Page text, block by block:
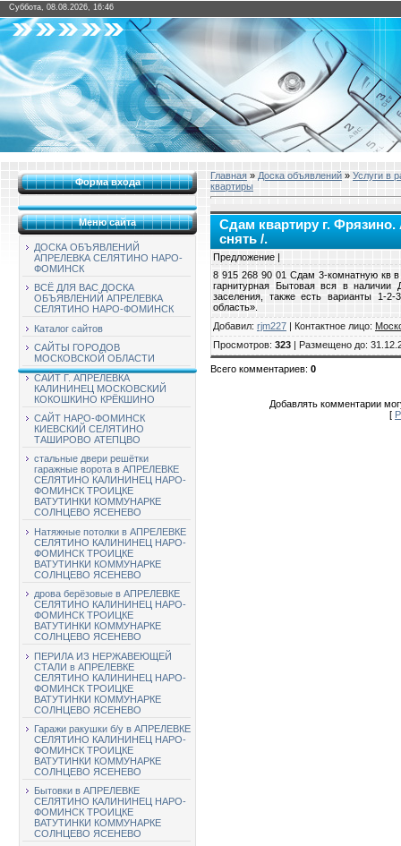
Суббота, 08.08.2026, 16:46
Форма входа
Меню сайта
ДОСКА ОБЪЯВЛЕНИЙ
АПРЕЛЕВКА СЕЛЯТИНО НАРО-
ФОМИНСК
ВСЁ ДЛЯ ВАС ДОСКА
ОБЪЯВЛЕНИЙ АПРЕЛЕВКА
СЕЛЯТИНО НАРО-ФОМИНСК
Каталог сайтов
САЙТЫ ГОРОДОВ
МОСКОВСКОЙ ОБЛАСТИ
САЙТ Г. АПРЕЛЕВКА
КАЛИНИНЕЦ МОСКОВСКИЙ
КОКОШКИНО КРЁКШИНО
САЙТ НАРО-ФОМИНСК
КИЕВСКИЙ СЕЛЯТИНО
ТАШИРОВО АТЕПЦВО
стальные двери решётки
гаражные ворота в АПРЕЛЕВКЕ
СЕЛЯТИНО КАЛИНИНЕЦ НАРО-
ФОМИНСК ТРОИЦКЕ
ВАТУТИНКИ КОММУНАРКЕ
СОЛНЦЕВО ЯСЕНЕВО
Натяжные потолки в АПРЕЛЕВКЕ
СЕЛЯТИНО КАЛИНИНЕЦ НАРО-
ФОМИНСК ТРОИЦКЕ
ВАТУТИНКИ КОММУНАРКЕ
СОЛНЦЕВО ЯСЕНЕВО
дрова берёзовые в АПРЕЛЕВКЕ
СЕЛЯТИНО КАЛИНИНЕЦ НАРО-
ФОМИНСК ТРОИЦКЕ
ВАТУТИНКИ КОММУНАРКЕ
СОЛНЦЕВО ЯСЕНЕВО
ПЕРИЛА ИЗ НЕРЖАВЕЮЩЕЙ
СТАЛИ в АПРЕЛЕВКЕ
СЕЛЯТИНО КАЛИНИНЕЦ НАРО-
ФОМИНСК ТРОИЦКЕ
ВАТУТИНКИ КОММУНАРКЕ
СОЛНЦЕВО ЯСЕНЕВО
Гаражи ракушки б/у в АПРЕЛЕВКЕ
СЕЛЯТИНО КАЛИНИНЕЦ НАРО-
ФОМИНСК ТРОИЦКЕ
ВАТУТИНКИ КОММУНАРКЕ
СОЛНЦЕВО ЯСЕНЕВО
Бытовки в АПРЕЛЕВКЕ
СЕЛЯТИНО КАЛИНИНЕЦ НАРО-
ФОМИНСК ТРОИЦКЕ
ВАТУТИНКИ КОММУНАРКЕ
СОЛНЦЕВО ЯСЕНЕВО
Главная » Доска объявлений » Услуги в
квартиры
Сдам квартиру г.
снять /.
Предложение |
8 915 268 90 01 Сдам 3-комнатную кв
гарнитурная Бытовая вся в
заселения, также есть варианты 1-
область».
Добавил: rjm227 | Контактное лицо:
Просмотров: 323 | Размещено до:
Всего комментариев: 0
Добавлять комментарии
[